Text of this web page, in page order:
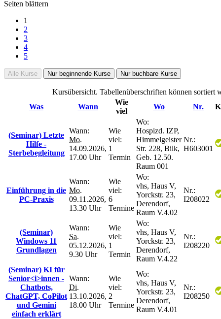
Seiten blättern
1
2
3
4
5
Alle Kurse Nur beginnende Kurse Nur buchbare Kurse
Kursübersicht. Tabellenüberschriften können sortiert
Was
Wann
Wie
viel
Wo Nr.
(Seminar) Letzte
Hilfe -
Sterbebegleitung
Wann:
Mo.
14.09.2026,
17.00 Uhr
Wie
viel:
1
Termin
Wo:
Hospizd. IZP,
Himmelgeister
Str. 228, Bilk,
Geb. 12.50.
Raum 001
Nr.:
H603001
Einführung in die
PC-Praxis
Wann:
Mo.
09.11.2026,
13.30 Uhr
Wie
viel:
6
Termine
Wo:
vhs, Haus V,
Yorckstr. 23,
Derendorf,
Raum V.4.02
Nr.:
I208022
(Seminar)
Windows 11
Grundlagen
Wann:
Sa.
05.12.2026,
9.30 Uhr
Wie
viel:
1
Termin
Wo:
vhs, Haus V,
Yorckstr. 23,
Derendorf,
Raum V.4.22
Nr.:
I208220
(Seminar) KI für
Senior<i>innen -
Chatbots,
ChatGPT, CoPilot
und Gemini
einfach erklärt
Wann:
Di.
13.10.2026,
18.00 Uhr
Wie
viel:
2
Termine
Wo:
vhs, Haus V,
Yorckstr. 23,
Derendorf,
Raum V.4.01
Nr.:
I208250